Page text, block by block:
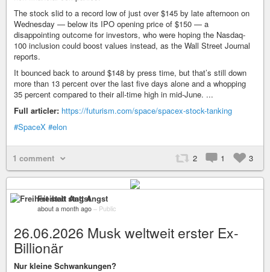
The stock slid to a record low of just over $145 by late afternoon on
Wednesday — below its IPO opening price of $150 — a
disappointing outcome for investors, who were hoping the Nasdaq-
100 inclusion could boost values instead, as the Wall Street Journal
reports.
It bounced back to around $148 by press time, but that’s still down
more than 13 percent over the last five days alone and a whopping
35 percent compared to their all-time high in mid-June. ...
Full articler: https://futurism.com/space/spacex-stock-tanking
#SpaceX #elon
1 comment 2 1 3
Freiheit statt Angst
about a month ago – Public
26.06.2026 Musk weltweit erster Ex-
Billionär
Nur kleine Schwankungen?